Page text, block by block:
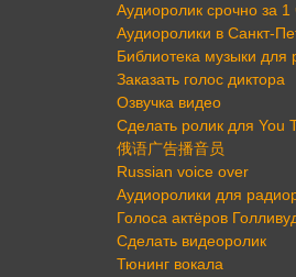
Аудиоролик срочно за 1
Аудиоролики в Санкт-
Библиотека музыки для
Заказать голос диктора
Озвучка видео
Сделать ролик для You
俄语广告播音员
Russian voice over
Аудиоролики для
Голоса актёров
Сделать видеоролик
Тюнинг вокала